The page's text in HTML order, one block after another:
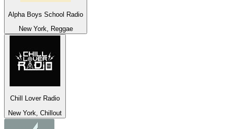
Alpha Boys School Radio
New York, Reggae
Chill Lover Radio
New York, Chillout